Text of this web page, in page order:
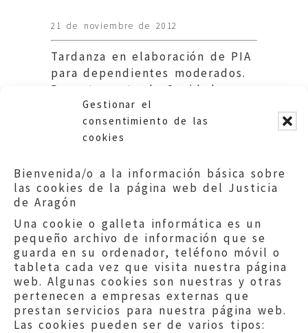
Gestionar el
consentimiento de las
cookies
Bienvenida/o a la información básica sobre
las cookies de la página web del Justicia
de Aragón
Una cookie o galleta informática es un
pequeño archivo de información que se
guarda en su ordenador, teléfono móvil o
tableta cada vez que visita nuestra página
web. Algunas cookies son nuestras y otras
pertenecen a empresas externas que
prestan servicios para nuestra página web.
Las cookies pueden ser de varios tipos:
21 de noviembre de 2012
Tardanza en elaboración de PIA
para dependientes moderados.
Departamento de Sanidad,
Bienestar Social y Familia.